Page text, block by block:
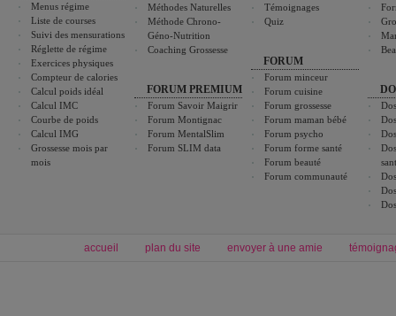
Menus régime
Liste de courses
Suivi des mensurations
Réglette de régime
Exercices physiques
Compteur de calories
Calcul poids idéal
Calcul IMC
Courbe de poids
Calcul IMG
Grossesse mois par
mois
Méthodes Naturelles
Méthode Chrono-
Géno-Nutrition
Coaching Grossesse
FORUM PREMIUM
Forum Savoir Maigrir
Forum Montignac
Forum MentalSlim
Forum SLIM data
Témoignages
Quiz
FORUM
Forum minceur
Forum cuisine
Forum grossesse
Forum maman bébé
Forum psycho
Forum forme santé
Forum beauté
Forum communauté
accueil plan du site envoyer à une amie